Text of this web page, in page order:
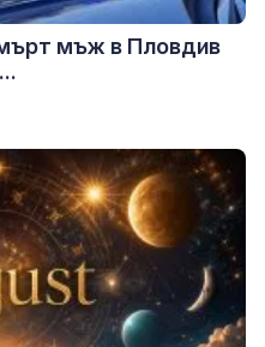
мъж в Пловдив